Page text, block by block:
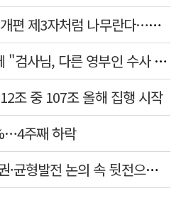
이준석 "李대통령, ISA 개편 제3자처럼 나무란다…조직 수장 결격"
김건희 명품 선물 추궁에 "검사님, 다른 영부인 수사 다 해봤느냐" 발끈
조 중 107조 올해 집행 시작
주째 하락
[지방재정 개편] 지방분권·균형발전 논의 속 뒷전으로 밀린 '재정분권'